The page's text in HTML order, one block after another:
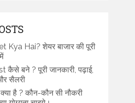
Kya Hai? शेयर बाजार की पूरी
बने ? पूरी जानकारी, पढ़ाई,
सैलरी
है ? कौन-कौन सी नौकरी